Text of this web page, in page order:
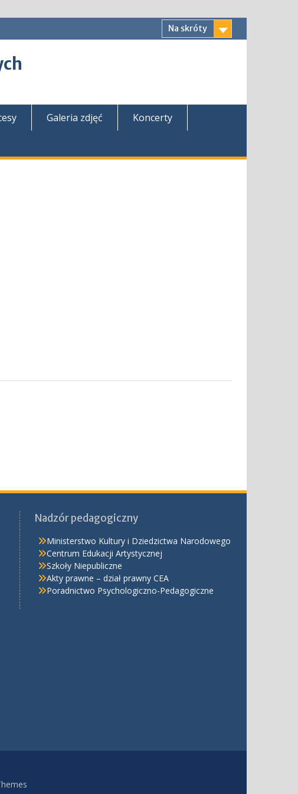
Na skróty
Galeria zdjęć
Koncerty
Nadzór pedagogiczny
Ministerstwo Kultury i Dziedzictwa Narodowego
Centrum Edukacji Artystycznej
Szkoły Niepubliczne
Akty prawne – dział prawny CEA
Poradnictwo Psychologiczno-Pedagogiczne